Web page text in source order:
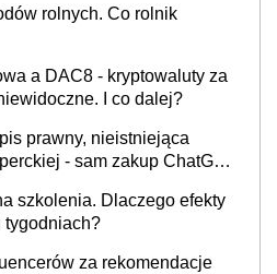
rolnych. Co rolnik
a DAC8 - kryptowaluty za
I co dalej?
prawny, nieistniejąca
- sam zakup ChatGPT
szkolenia. Dlaczego efekty
tygodniach?
za rekomendacje